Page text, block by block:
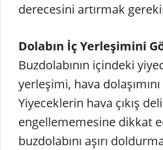
derecesini artırmak
Dolabın İç Yerleşimini
Buzdolabının içindeki
yerleşimi, hava
Yiyeceklerin hava çıkış
engellememesine dikkat
buzdolabını aşırı